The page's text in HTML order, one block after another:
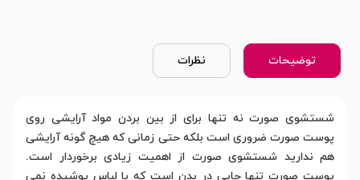
توضیحات نظرات
شستشوی صورت نه تنها برای از بین بردن مواد آرایشی روی
پوست صورت ضروری است بلکه حتی زمانی که هیچ گونه آرایشی
هم ندارید شستشوی صورت از اهمیت زیادی برخوردار است.
پوست صورت تنها جایی در بدن است که با لباس پوشیده نمی